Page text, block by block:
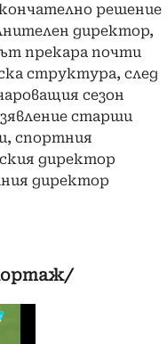
решение
директор,
прекара почти
структура, след
сезон
старши
спортния
директор
директор